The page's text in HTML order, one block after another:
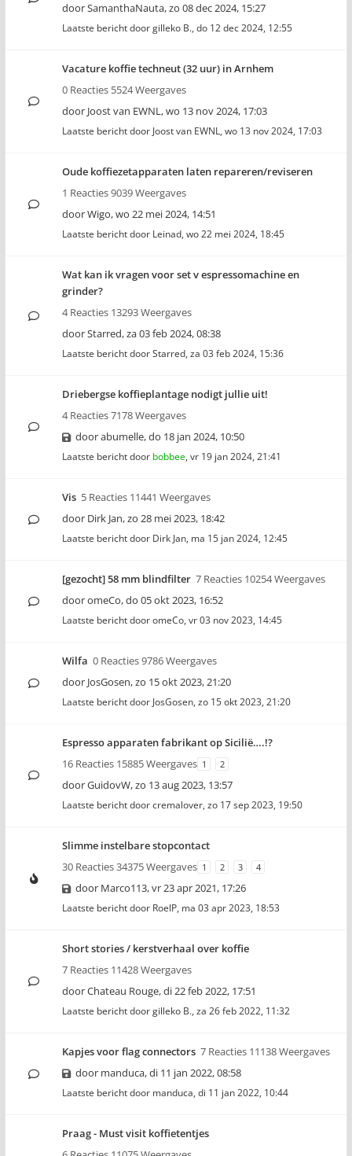
doorSamanthaNauta,zo 08 dec 2024, 15:27
Laatste bericht doorgilleko B., do 12 dec 2024, 12:55
Vacature koffie techneut (32 uur) in Arnhem
0 Reacties 5524 Weergaves
door Joost van EWNL,wo 13 nov 2024, 17:03
Laatste bericht door Joost van EWNL, wo 13 nov 2024, 17:03
Oude koffiezetapparaten laten repareren/reviseren
1 Reacties 9039 Weergaves
doorWigo,wo 22 mei 2024, 14:51
Laatste bericht door Leinad, wo 22 mei 2024, 18:45
Wat kan ik vragen voor set v espressomachine en
grinder?
4 Reacties 13293 Weergaves
doorStarred,za 03 feb 2024, 08:38
Laatste bericht doorStarred, za 03 feb 2024, 15:36
Driebergse koffieplantage nodigt jullie uit!
4 Reacties 7178 Weergaves
doorabumelle,do 18 jan 2024, 10:50
Laatste bericht door bobbee, vr 19 jan 2024, 21:41
Vis 5 Reacties 11441 Weergaves
door Dirk Jan,zo 28 mei 2023, 18:42
Laatste bericht door Dirk Jan, ma 15 jan 2024, 12:45
[gezocht] 58 mm blindfilter 7 Reacties 10254 Weergaves
dooromeCo,do 05 okt 2023, 16:52
Laatste bericht dooromeCo, vr 03 nov 2023, 14:45
Wilfa 0 Reacties 9786 Weergaves
door JosGosen,zo 15 okt 2023, 21:20
Laatste bericht door JosGosen, zo 15 okt 2023, 21:20
Espresso apparaten fabrikant op Sicilië….!?
16 Reacties 15885 Weergaves 1 2
doorGuidovW,zo 13 aug 2023, 13:57
Laatste bericht doorcremalover, zo 17 sep 2023, 19:50
Slimme instelbare stopcontact
30 Reacties 34375 Weergaves 1 2 3 4
door Marco113,vr 23 apr 2021, 17:26
Laatste bericht door RoelP, ma 03 apr 2023, 18:53
Short stories / kerstverhaal over koffie
7 Reacties 11428 Weergaves
doorChateau Rouge,di 22 feb 2022, 17:51
Laatste bericht doorgilleko B., za 26 feb 2022, 11:32
Kapjes voor flag connectors 7 Reacties 11138 Weergaves
door manduca,di 11 jan 2022, 08:58
Laatste bericht door manduca, di 11 jan 2022, 10:44
Praag - Must visit koffietentjes